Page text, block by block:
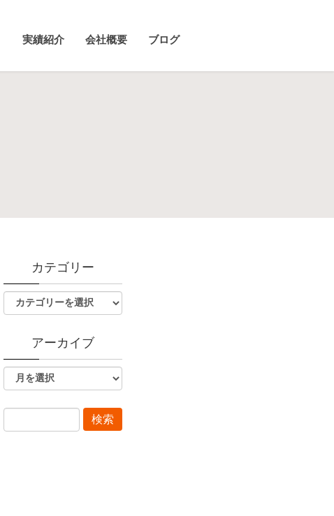
実績紹介 会社概要 ブログ
カテゴリー
アーカイブ